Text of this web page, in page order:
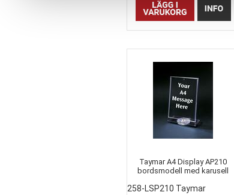
Taymar A4 Display AP210
bordsmodell med karusell
258-LSP210 Taymar